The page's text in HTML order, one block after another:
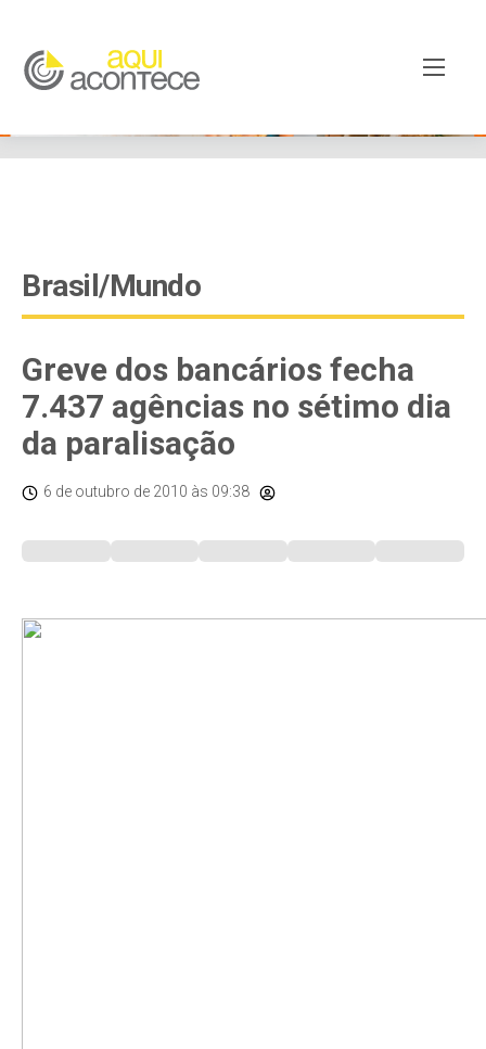
googleb82de9a22cec23e8.html
Brasil/Mundo
Greve dos bancários fecha
7.437 agências no sétimo dia
da paralisação
6 de outubro de 2010 às 09:38